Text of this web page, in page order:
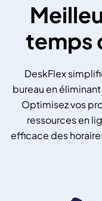
temps
DeskFlex
bureau en
Optimisez vos
ressources en
efficace des